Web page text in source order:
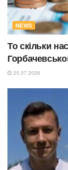
NEWS
То скільки
25.07.2026